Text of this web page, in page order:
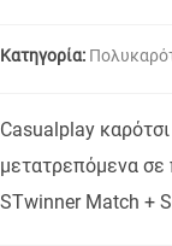
Κατηγορία:
Casualplay
μετατρεπόμενα σε
STwinner Match +